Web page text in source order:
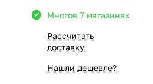
Многов 7 магазинах
Рассчитать
доставку
Нашли дешевле?